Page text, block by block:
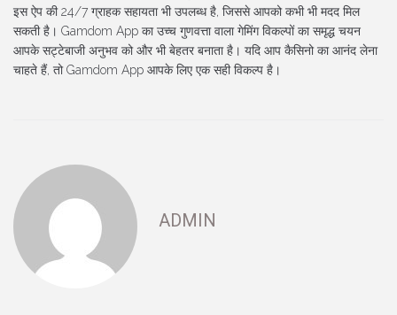
इस ऐप की 24/7 ग्राहक सहायता भी उपलब्ध है, जिससे आपको कभी भी मदद मिल
सकती है। Gamdom App का उच्च गुणवत्ता वाला गेमिंग विकल्पों का समृद्ध चयन
आपके सट्टेबाजी अनुभव को और भी बेहतर बनाता है। यदि आप कैसिनो का आनंद लेना
चाहते हैं, तो Gamdom App आपके लिए एक सही विकल्प है।
ADMIN